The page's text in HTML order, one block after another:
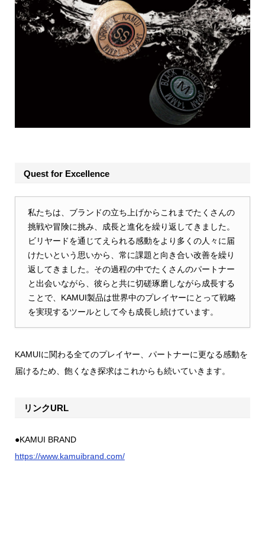
Quest for Excellence
私たちは、ブランドの立ち上げからこれまでたくさんの
挑戦や冒険に挑み、成長と進化を繰り返してきました。
ビリヤードを通じてえられる感動をより多くの人々に届
けたいという思いから、常に課題と向き合い改善を繰り
返してきました。その過程の中でたくさんのパートナー
と出会いながら、彼らと共に切磋琢磨しながら成長する
ことで、KAMUI製品は世界中のプレイヤーにとって戦略
を実現するツールとして今も成長し続けています。
KAMUIに関わる全てのプレイヤー、パートナーに更なる感動を
届けるため、飽くなき探求はこれからも続いていきます。
リンクURL
●KAMUI BRAND
https://www.kamuibrand.com/